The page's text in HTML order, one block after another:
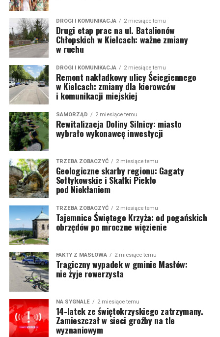
DROGI I KOMUNIKACJA 2 miesiące temu
Drugi etap prac na ul. Batalionów
Chłopskich w Kielcach: ważne zmiany
w ruchu
DROGI I KOMUNIKACJA 2 miesiące temu
Remont nakładkowy ulicy Ściegiennego
w Kielcach: zmiany dla kierowców
i komunikacji miejskiej
SAMORZĄD 2 miesiące temu
Rewitalizacja Doliny Silnicy: miasto
wybrało wykonawcę inwestycji
TRZEBA ZOBACZYĆ 2 miesiące temu
Geologiczne skarby regionu: Gagaty
Sołtykowskie i Skałki Piekło
pod Niekłaniem
TRZEBA ZOBACZYĆ 2 miesiące temu
Tajemnice Świętego Krzyża: od pogańskich
obrzędów po mroczne więzienie
FAKTY Z MASŁOWA 2 miesiące temu
Tragiczny wypadek w gminie Masłów:
nie żyje rowerzysta
NA SYGNALE 2 miesiące temu
14-latek ze świętokrzyskiego zatrzymany.
Zamieszczał w sieci groźby na tle
wyznaniowym